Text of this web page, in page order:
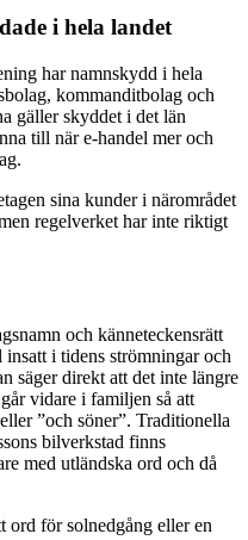
i hela landet
har namnskydd i hela
kommanditbolag och
gäller skyddet i det län
till när e-handel mer och
sina kunder i närområdet
regelverket har inte riktigt
och känneteckensrätt
i tidens strömningar och
säger direkt att det inte längre
vidare i familjen så att
”och söner”. Traditionella
bilverkstad finns
med utländska ord och då
ord för solnedgång eller en